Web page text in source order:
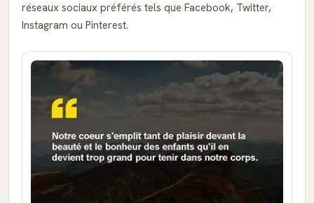
réseaux sociaux préférés tels que Facebook, Twitter,
Instagram ou Pinterest.